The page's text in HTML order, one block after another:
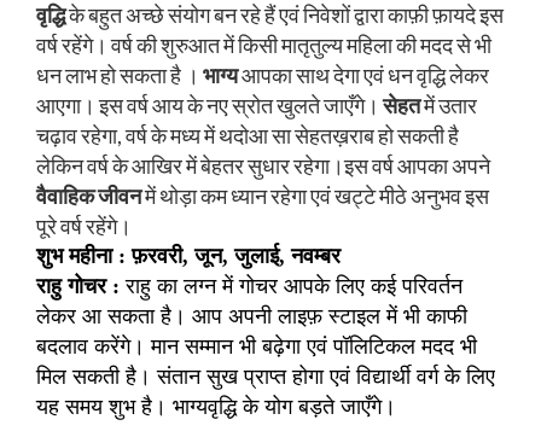
वृद्धिके बहुत अच्छे संयोग बन रहे हैं एवं निवेशों द्वारा काफ़ी फ़ायदे इस
वर्ष रहेंगे। वर्ष की शुरुआत में किसी मातृतुल्य महिला की मदद से भी
धन लाभ हो सकता है । भाग्यआपका साथ देगा एवं धन वृद्धि लेकर
आएगा। इस वर्ष आय के नए स्रोत खुलते जाएँगे।सेहतमें उतार
चढ़ाव रहेगा, वर्ष के मध्य में थदोआ सा सेहतख़राब हो सकती है
लेकिन वर्ष के आखिर में बेहतर सुधार रहेगा।इस वर्ष आपका अपने
वैवाहिक जीवनमें थोड़ा कम ध्यान रहेगा एवं खट्टे मीठे अनुभव इस
पूरे वर्ष रहेंगे।
शुभ महीना : फ़रवरी, जून, जुलाई, नवम्बर
राहु गोचर :राहु का लग्न में गोचर आपके लिए कई परिवर्तन
लेकर आ सकता है। आप अपनी लाइफ़ स्टाइल में भी काफी
बदलाव करेंगे। मान सम्मान भी बढ़ेगा एवं पॉलिटिकल मदद भी
मिल सकती है। संतान सुख प्राप्त होगा एवं विद्यार्थी वर्ग के लिए
यह समय शुभ है। भाग्यवृद्धि के योग बड़ते जाएँगे।